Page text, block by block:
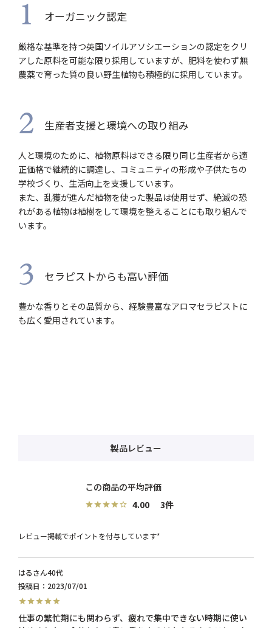
1 オーガニック認定
厳格な基準を持つ英国ソイルアソシエーションの認定をクリ
アした原料を可能な限り採用していますが、肥料を使わず無
農薬で育った質の良い野生植物も積極的に採用しています。
2 生産者支援と環境への取り組み
人と環境のために、植物原料はできる限り同じ生産者から適
正価格で継続的に調達し、コミュニティの形成や子供たちの
学校づくり、生活向上を支援しています。
また、乱獲が進んだ植物を使った製品は使用せず、絶滅の恐
れがある植物は植樹をして環境を整えることにも取り組んで
います。
3 セラピストからも高い評価
豊かな香りとその品質から、経験豊富なアロマセラピストに
も広く愛用されています。
製品レビュー
4.00 3
レビュー掲載でポイントを付与しています*
はる
40代
投稿日
2023/07/01
仕事の繁忙期にも関わらず、疲れで集中できない時期に使い